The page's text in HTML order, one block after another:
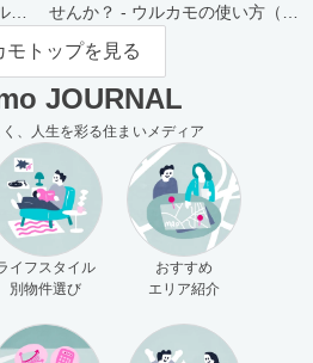
せんか？ - ウルカモの使い方（買
主さま向け）
モトップを見る
JOURNAL
、人生を彩る住まいメディア
イフスタイル
別物件選び
おすすめ
エリア紹介